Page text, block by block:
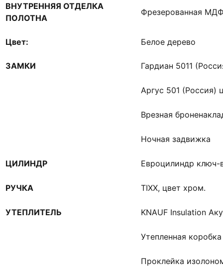
ВНУТРЕННЯЯ ОТДЕЛКА
ПОЛОТНА
Фрезерованная
Цвет: Белое дерево
ЗАМКИ Гардиан 5011
Аргус 501 (Россия)
Врезная
Ночная задвижка
ЦИЛИНДР Евроцилиндр ключ-
РУЧКА TIXX, цвет хром.
УТЕПЛИТЕЛЬ KNAUF Insulation
Утепленная
Проклейка